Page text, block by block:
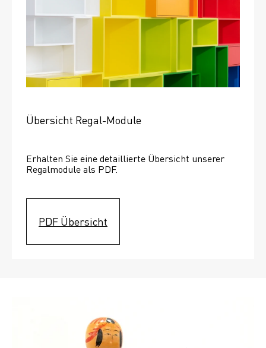
Übersicht Regal-Module
Erhalten Sie eine detaillierte Übersicht unserer
Regalmodule als PDF.
PDF Übersicht